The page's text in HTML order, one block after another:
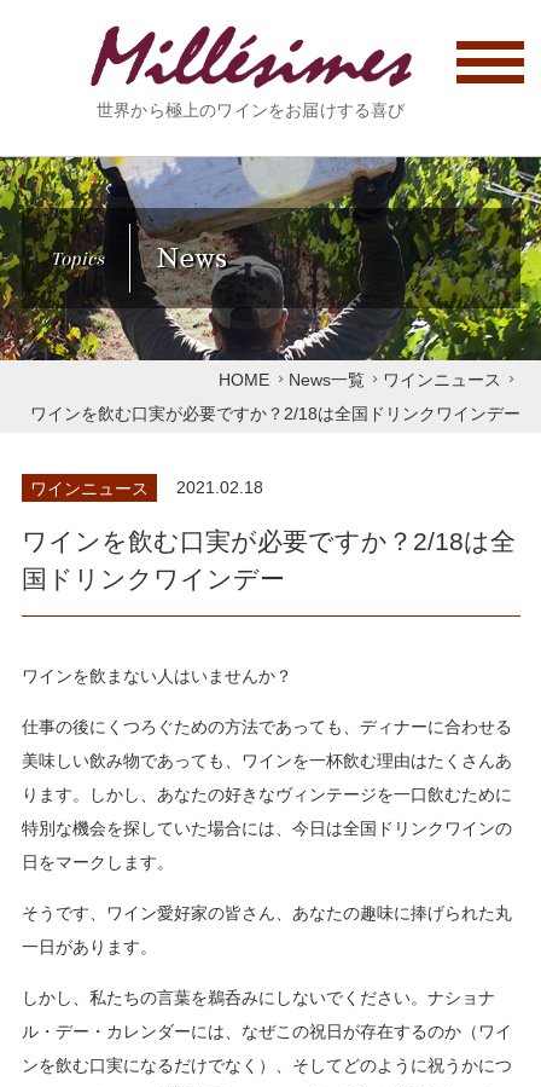
世界から極上のワインをお届けする喜び
Topics News
HOME News一覧
ワインニュース
ワインを飲む口実が必要ですか？2/18は全国ドリンクワインデー
ワインニュース 2021.02.18
ワインを飲む口実が必要ですか？2/18は全
国ドリンクワインデー
ワインを飲まない人はいませんか？
仕事の後にくつろぐための方法であっても、ディナーに合わせる
美味しい飲み物であっても、ワインを一杯飲む理由はたくさんあ
ります。しかし、あなたの好きなヴィンテージを一口飲むために
特別な機会を探していた場合には、今日は全国ドリンクワインの
日をマークします。
そうです、ワイン愛好家の皆さん、あなたの趣味に捧げられた丸
一日があります。
しかし、私たちの言葉を鵜呑みにしないでください。ナショナ
ル・デー・カレンダーには、なぜこの祝日が存在するのか（ワイ
ンを飲む口実になるだけでなく）、そしてどのように祝うかにつ